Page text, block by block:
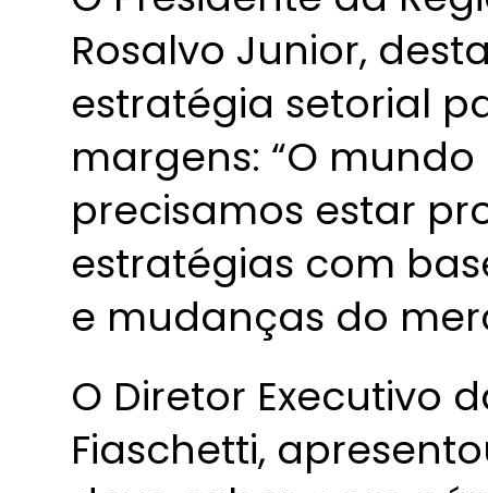
Rosalvo Junior,
estratégia setorial
margens: “O
precisamos estar
estratégias com
e mudanças do
O Diretor Executivo
Fiaschetti,